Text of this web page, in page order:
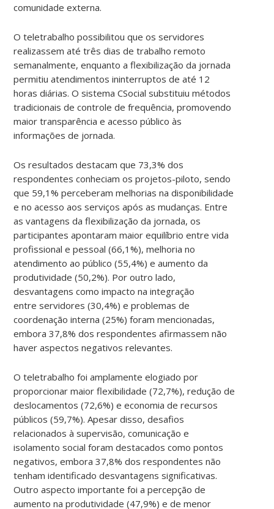
comunidade externa.
O teletrabalho possibilitou que os servidores
realizassem até três dias de trabalho remoto
semanalmente, enquanto a flexibilização da jornada
permitiu atendimentos ininterruptos de até 12
horas diárias. O sistema CSocial substituiu métodos
tradicionais de controle de frequência, promovendo
maior transparência e acesso público às
informações de jornada.
Os resultados destacam que 73,3% dos
respondentes conheciam os projetos-piloto, sendo
que 59,1% perceberam melhorias na disponibilidade
e no acesso aos serviços após as mudanças. Entre
as vantagens da flexibilização da jornada, os
participantes apontaram maior equilíbrio entre vida
profissional e pessoal (66,1%), melhoria no
atendimento ao público (55,4%) e aumento da
produtividade (50,2%). Por outro lado,
desvantagens como impacto na integração
entre servidores (30,4%) e problemas de
coordenação interna (25%) foram mencionadas,
embora 37,8% dos respondentes afirmassem não
haver aspectos negativos relevantes.
O teletrabalho foi amplamente elogiado por
proporcionar maior flexibilidade (72,7%), redução de
deslocamentos (72,6%) e economia de recursos
públicos (59,7%). Apesar disso, desafios
relacionados à supervisão, comunicação e
isolamento social foram destacados como pontos
negativos, embora 37,8% dos respondentes não
tenham identificado desvantagens significativas.
Outro aspecto importante foi a percepção de
aumento na produtividade (47,9%) e de menor